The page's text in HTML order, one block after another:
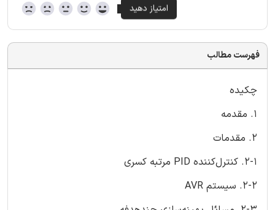
فهرست مطالب
چکیده
1. مقدمه
2. مقدمات
2-1. کنترل‌کننده PID مرتبه کسری
2-2. سیستم AVR